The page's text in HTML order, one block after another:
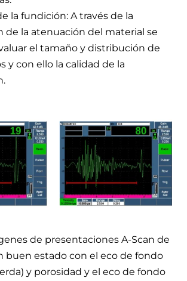
la fundición: A través de la
de la atenuación del material se
el tamaño y distribución de
y con ello la calidad de la
de presentaciones A-Scan de
buen estado con el eco de fondo
y porosidad y el eco de fondo